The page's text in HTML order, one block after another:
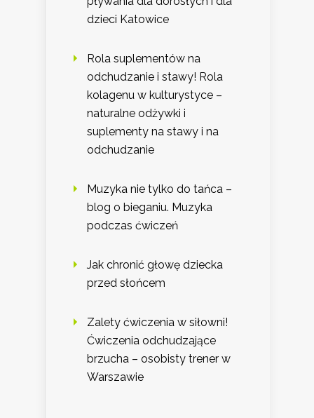
dzieci Katowice
Rola suplementów na
odchudzanie i stawy! Rola
kolagenu w kulturystyce –
naturalne odżywki i
suplementy na stawy i na
odchudzanie
Muzyka nie tylko do tańca –
blog o bieganiu. Muzyka
podczas ćwiczeń
Jak chronić głowę dziecka
przed słońcem
Zalety ćwiczenia w siłowni!
Ćwiczenia odchudzające
brzucha – osobisty trener w
Warszawie